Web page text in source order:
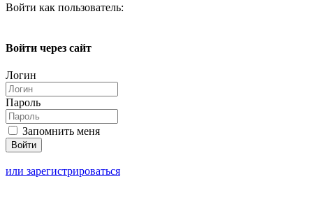
Войти как пользователь:
Войти через сайт
Логин
Пароль
Запомнить меня
или зарегистрироваться